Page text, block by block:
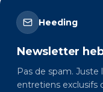
Heeding
Newsletter
Pas de spam. Juste
entretiens exclusifs